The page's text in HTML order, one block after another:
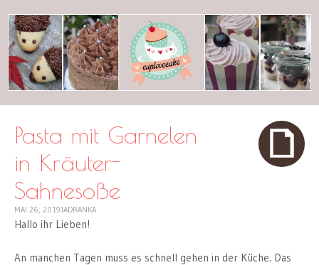
cuplovecake
Pasta mit Garnelen
in Kräuter-
Sahnesoße
MAI 26, 2019JADRANKA
Hallo ihr Lieben!
An manchen Tagen muss es schnell gehen in der Küche. Das